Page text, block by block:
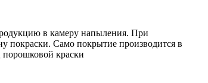
в камеру напыления. При
покраски. Само покрытие производится в
порошковой краски